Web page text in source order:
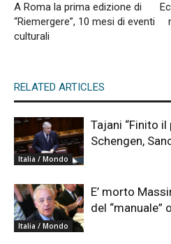
A Roma la prima edizione di
“Riemergere”, 10 mesi di eventi
culturali
RELATED ARTICLES
Italia / Mondo
Tajani “Finito
Schengen,
Italia / Mondo
E’ morto
del “manuale”